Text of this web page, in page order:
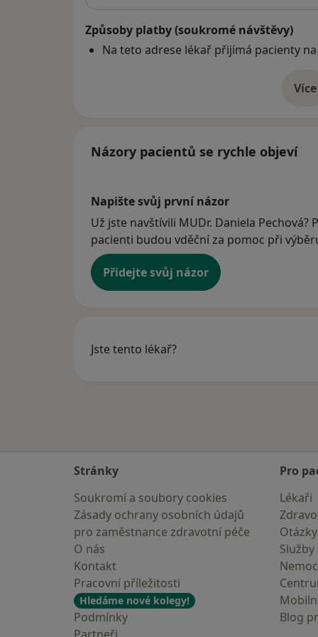
Způsoby platby (soukromé návštěvy)
Na teto adrese lékař přijímá pacienty
Více
o
Názory pacientů se rychle objeví
Napište svůj první názor
Už jste navštívili MUDr. Daniela Pechová?
pacienti budou vděční za pomoc při
Přidejte svůj názor
Jste tento lékař?
Stránky
Soukromí a soubory cookies
Zásady ochrany osobních údajů
pro zaměstnance zdravotní péče
O nás
Kontakt
Pracovní příležitosti
Hledáme nové kolegy!
Podmínky
Pro
Lékaři
Služby
Blog